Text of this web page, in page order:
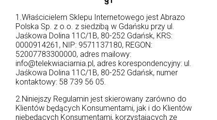
1.Właścicielem Sklepu Internetowego jest Abrazo
Polska Sp. z o.o. z siedzibą w Gdańsku przy ul.
Jaśkowa Dolina 11C/1B, 80-252 Gdańsk, KRS:
0000914261, NIP: 9571137180, REGON:
52007783300000, adres mailowy:
info@telekwiaciarnia.pl, adres korespondencyjny: ul.
Jaśkowa Dolina 11C/1B, 80-252 Gdańsk, numer
kontaktowy: 58 739 56 05.
2.Niniejszy Regulamin jest skierowany zarówno do
Klientów będących Konsumentami, jak i do Klientów
niebędących Konsumentami, korzystających ze